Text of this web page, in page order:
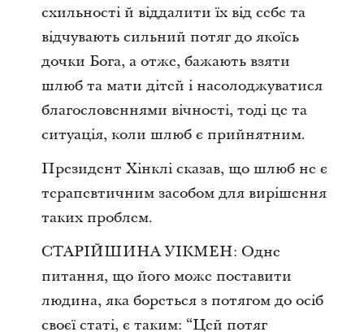
схильності й віддалити їх від себе та
відчувають сильний потяг до якоїсь
дочки Бога, а отже, бажають взяти
шлюб та мати дітей і насолоджуватися
благословеннями вічності, тоді це та
ситуація, коли шлюб є прийнятним.
Президент Хінклі сказав, що шлюб не є
терапевтичним засобом для вирішення
таких проблем.
СТАРІЙШИНА УІКМЕН: Одне
питання, що його може поставити
людина, яка бореться з потягом до осіб
своєї статі, є таким: “Цей потяг